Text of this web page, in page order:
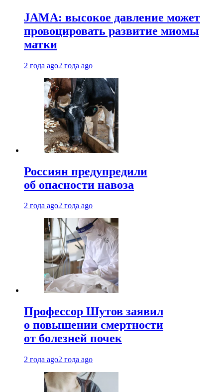
JAMA: высокое давление может
провоцировать развитие миомы
матки
2 года ago2 года ago
Россиян предупредили
об опасности навоза
2 года ago2 года ago
Профессор Шутов заявил
о повышении смертности
от болезней почек
2 года ago2 года ago